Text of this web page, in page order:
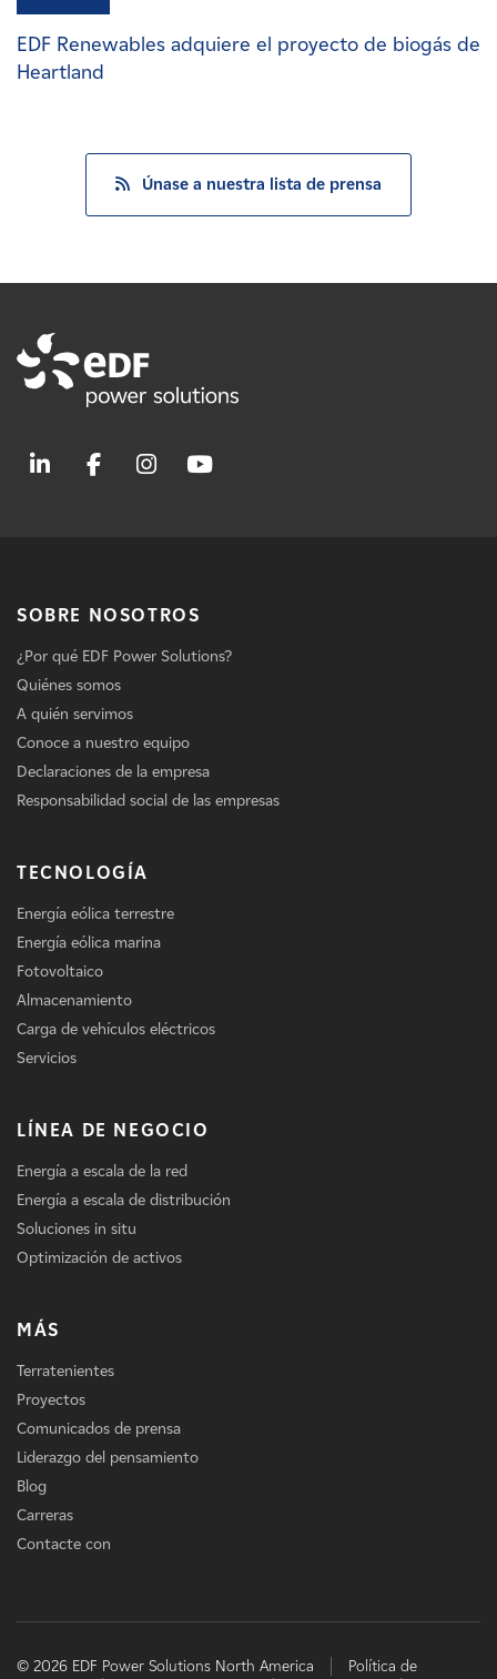
EDF Renewables adquiere el proyecto de biogás de
Heartland
Únase a nuestra lista de prensa
SOBRE NOSOTROS
¿Por qué EDF Power Solutions?
Quiénes somos
A quién servimos
Conoce a nuestro equipo
Declaraciones de la empresa
Responsabilidad social de las empresas
TECNOLOGÍA
Energía eólica terrestre
Energía eólica marina
Fotovoltaico
Almacenamiento
Carga de vehículos eléctricos
Servicios
LÍNEA DE NEGOCIO
Energía a escala de la red
Energía a escala de distribución
Soluciones in situ
Optimización de activos
MÁS
Terratenientes
Proyectos
Comunicados de prensa
Liderazgo del pensamiento
Blog
Carreras
Contacte con
© 2026 EDF Power Solutions North America
Política de